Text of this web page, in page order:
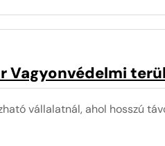
Vagyonvédelmi
vállalatnál, ahol hosszú